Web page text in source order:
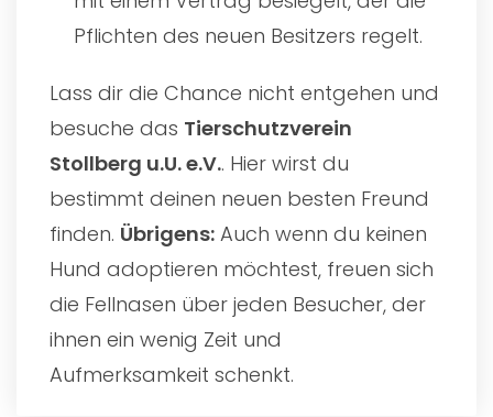
Pflichten des neuen Besitzers regelt.
Lass dir die Chance nicht entgehen und
besuche das Tierschutzverein
Stollberg u.U. e.V.. Hier wirst du
bestimmt deinen neuen besten Freund
finden. Übrigens: Auch wenn du keinen
Hund adoptieren möchtest, freuen sich
die Fellnasen über jeden Besucher, der
ihnen ein wenig Zeit und
Aufmerksamkeit schenkt.